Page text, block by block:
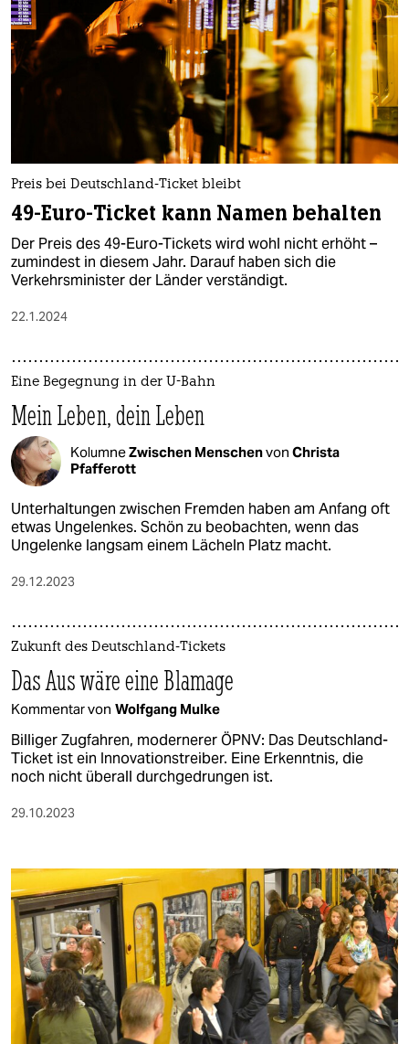
Preis bei Deutschland-Ticket bleibt
49-Euro-Ticket kann Namen behalten
Der Preis des 49-Euro-Tickets wird wohl nicht erhöht –
zumindest in diesem Jahr. Darauf haben sich die
Verkehrsminister der Länder verständigt.
22.1.2024
Eine Begegnung in der U-Bahn
Mein Leben, dein Leben
KolumneZwischen Menschenvon Christa
Pfafferott
Unterhaltungen zwischen Fremden haben am Anfang oft
etwas Ungelenkes. Schön zu beobachten, wenn das
Ungelenke langsam einem Lächeln Platz macht.
29.12.2023
Zukunft des Deutschland-Tickets
Das Aus wäre eine Blamage
Kommentar von Wolfgang Mulke
Billiger Zugfahren, modernerer ÖPNV: Das Deutschland-
Ticket ist ein Innovationstreiber. Eine Erkenntnis, die
noch nicht überall durchgedrungen ist.
29.10.2023